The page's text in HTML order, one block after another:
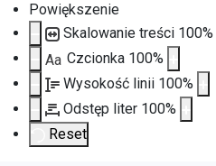
Powiększenie
Skalowanie treści 100%
Aa Czcionka 100%
Wysokość linii 100%
Odstęp liter 100%
Reset